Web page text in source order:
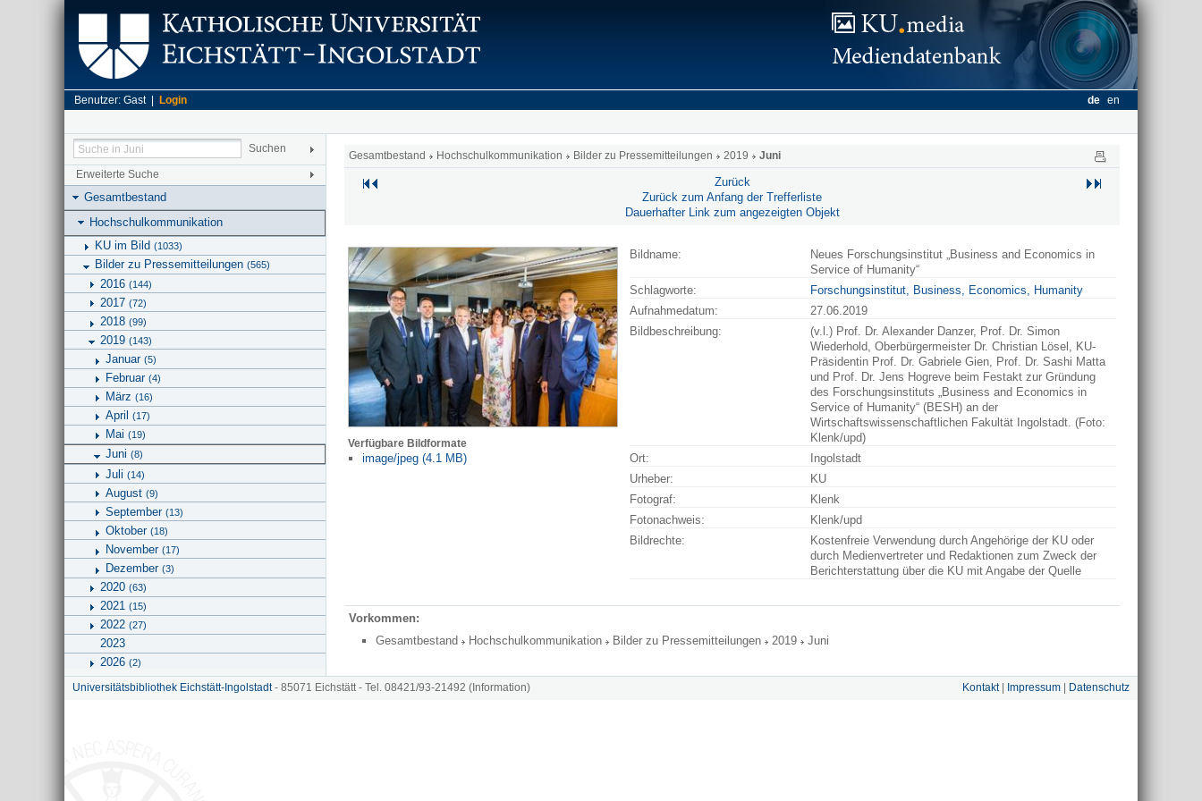
Benutzer: Gast | Login de en
Erweiterte Suche
Gesamtbestand
Hochschulkommunikation
KU im Bild (1033)
Bilder zu Pressemitteilungen (565)
2016 (144)
2017 (72)
2018 (99)
2019 (143)
Januar (5)
Februar (4)
März (16)
April (17)
Mai (19)
Juni (8)
Juli (14)
August (9)
September (13)
Oktober (18)
November (17)
Dezember (3)
2020 (63)
2021 (15)
2022 (27)
2023
2026 (2)
Geographie
Gesamtbestand Hochschulkommunikation Bilder zu Pressemitteilungen 2019 Juni
Zurück
Zurück zum Anfang der Trefferliste
Dauerhafter Link zum angezeigten Objekt
Verfügbare Bildformate
image/jpeg (4.1 MB)
Bildname:
Neues Forschungsinstitut „Business and Economics in
Service of Humanity“
Schlagworte:
Forschungsinstitut, Business, Economics, Humanity
Aufnahmedatum:
27.06.2019
Bildbeschreibung:
(v.l.) Prof. Dr. Alexander Danzer, Prof. Dr. Simon
Wiederhold, Oberbürgermeister Dr. Christian Lösel, KU-
Präsidentin Prof. Dr. Gabriele Gien, Prof. Dr. Sashi Matta
und Prof. Dr. Jens Hogreve beim Festakt zur Gründung
des Forschungsinstituts „Business and Economics in
Service of Humanity“ (BESH) an der
Wirtschaftswissenschaftlichen Fakultät Ingolstadt. (Foto:
Klenk/upd)
Ort:
Ingolstadt
Urheber:
KU
Fotograf:
Klenk
Fotonachweis:
Klenk/upd
Bildrechte:
Kostenfreie Verwendung durch Angehörige der KU oder
durch Medienvertreter und Redaktionen zum Zweck der
Berichterstattung über die KU mit Angabe der Quelle
Vorkommen:
Gesamtbestand
Hochschulkommunikation Bilder zu Pressemitteilungen 2019 Juni
Universitätsbibliothek Eichstätt-Ingolstadt- 85071 Eichstätt - Tel. 08421/93-21492 (Information) Kontakt| Impressum | Datenschutz